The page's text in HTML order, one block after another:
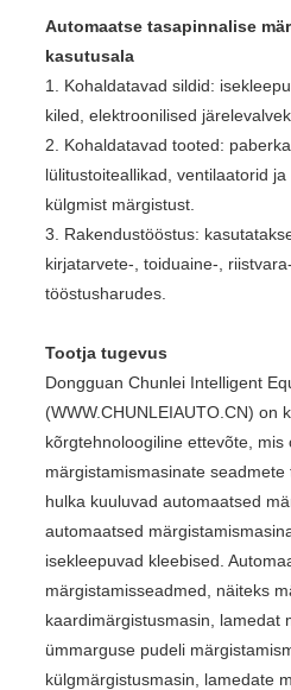
Automaatse tasapinnalise
kasutusala
1. Kohaldatavad sildid:
kiled, elektroonilised
2. Kohaldatavad tooted:
lülitustoiteallikad, ventilaatorid
külgmist märgistust.
3. Rakendustööstus:
kirjatarvete-, toiduaine-,
tööstusharudes.
Tootja tugevus
Dongguan Chunlei Intelligent
(WWW.CHUNLEIAUTO.CN) on
kõrgtehnoloogiline ettevõte, mis
märgistamismasinate
hulka kuuluvad automaatsed
automaatsed
isekleepuvad kleebised.
märgistamisseadmed, näiteks
kaardimärgistusmasin, lamedat
ümmarguse pudeli
külgmärgistusmasin, lamedate